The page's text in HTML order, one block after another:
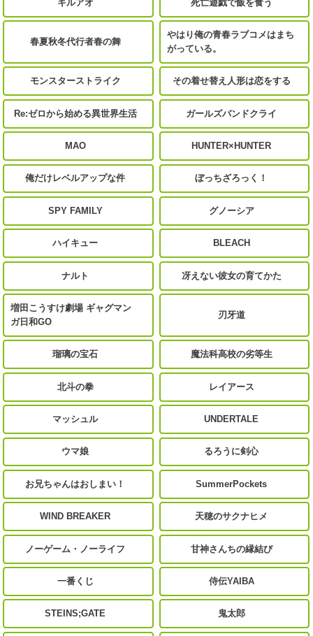
キルアオ 死亡遊戯で飯を食う
春夏秋冬代行者春の舞
やはり俺の青春ラブコメはまち
がっている。
モンスターストライク その着せ替え人形は恋をする
Re:ゼロから始める異世界生活 ガールズバンドクライ
MAO HUNTER×HUNTER
俺だけレベルアップな件 ぼっちざろっく！
SPY FAMILY グノーシア
ハイキュー BLEACH
ナルト 冴えない彼女の育てかた
増田こうすけ劇場 ギャグマン
ガ日和GO
刃牙道
瑠璃の宝石 魔法科高校の劣等生
北斗の拳 レイアース
マッシュル UNDERTALE
ウマ娘 るろうに剣心
お兄ちゃんはおしまい！ SummerPockets
WIND BREAKER 天穂のサクナヒメ
ノーゲーム・ノーライフ 甘神さんちの縁結び
一番くじ 侍伝YAIBA
STEINS;GATE 鬼太郎